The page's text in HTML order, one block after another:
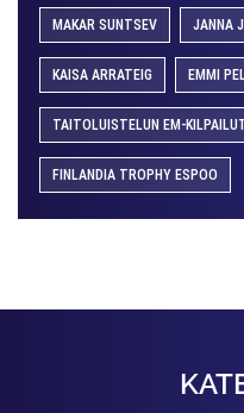
MAKAR SUNTSEV JANNA
KAISA ARRATEIG EMMI
TAITOLUISTELUN EM-
FINLANDIA TROPHY ESPOO